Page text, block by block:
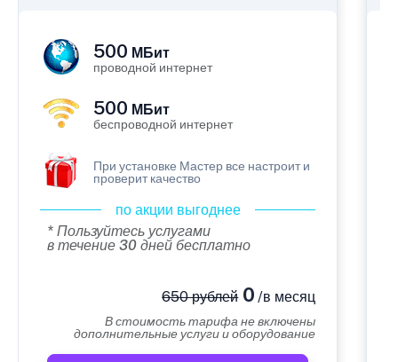
500 МБит
проводной интернет
500 МБит
беспроводной интернет
При установке Мастер все настроит и
проверит качество
по акции выгоднее
* Пользуйтесь услугами
в течение 30 дней бесплатно
650 рублей0 /в месяц
В стоимость тарифа не включены
дополнительные услуги и оборудование